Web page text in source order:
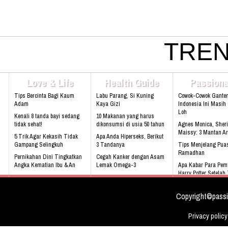
4080 Email:
Bbm: 7CD899C3 Addresh:
Park, Jl. Raya Babakan Madang
www.athinadolls.com We Bring
To All Children !! Cinta Batik
Ku Indonesia !! Klik Di Sini Untuk
Website Kami
Love & Life
Tips Bercinta Bagi Kaum
Adam
Kenali 8 tanda bayi sedang
tidak sehat!
5 Trik Agar Kekasih Tidak
Gampang Selingkuh
Pernikahan Dini Tingkatkan
Angka Kematian Ibu & An
Sering Mengalami Mimpi
Health Guide
Labu Parang, Si Kuning
Kaya Gizi
10 Makanan yang harus
dikonsumsi di usia 50 tahun
Apa Anda Hiperseks, Berikut
3 Tandanya
Cegah Kanker dengan Asam
Lemak Omega-3
Bahaya Mendengkur
Cowok-Cowok
Indonesia Ini Masih
Loh
Agnes Monica,
Maissy: 3 Mantan
Tips Menjelang
Ramadhan
Apa Kabar Para
Harry Potter Setelah
Love Indonesia
Privacy policy